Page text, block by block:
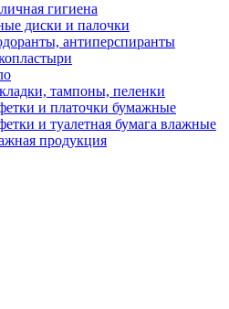
гигиена
диски и палочки
антиперспиранты
тампоны, пеленки
и платочки бумажные
и туалетная бумага влажные
продукция